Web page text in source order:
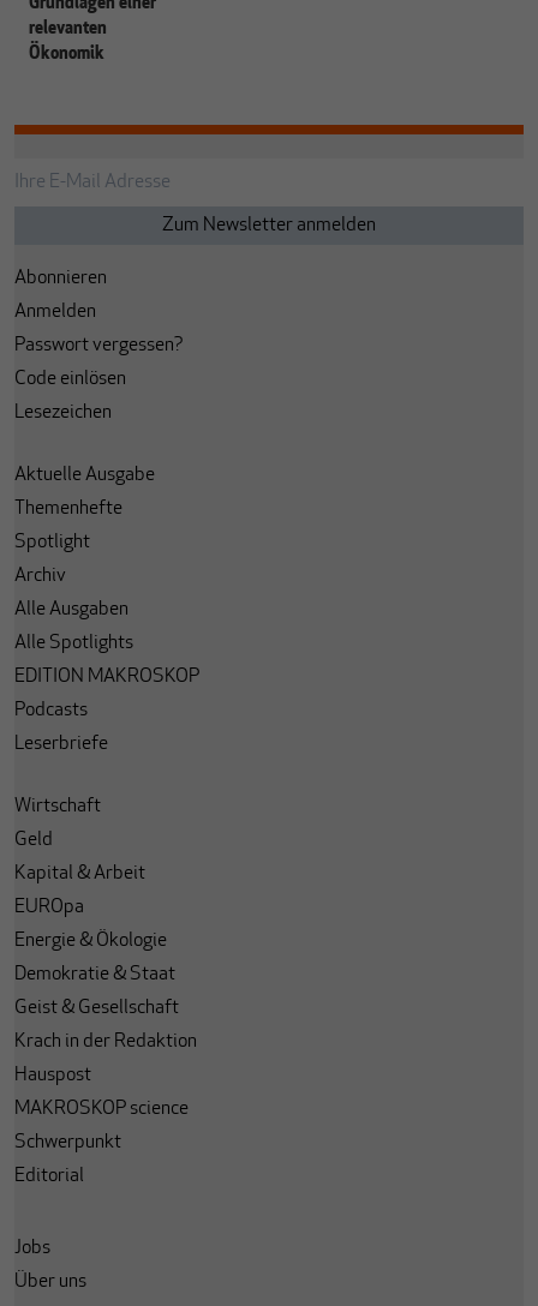
Grundlagen einer
relevanten
Ökonomik
Abonnieren
Anmelden
Passwort vergessen?
Code einlösen
Lesezeichen
Aktuelle Ausgabe
Themenhefte
Spotlight
Archiv
Alle Ausgaben
Alle Spotlights
EDITION MAKROSKOP
Podcasts
Leserbriefe
Wirtschaft
Geld
Kapital & Arbeit
EUROpa
Energie & Ökologie
Demokratie & Staat
Geist & Gesellschaft
Krach in der Redaktion
Hauspost
MAKROSKOP science
Schwerpunkt
Editorial
Jobs
Über uns